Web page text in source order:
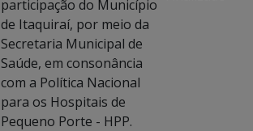
participação do Município
de Itaquiraí, por meio da
Secretaria Municipal de
Saúde, em consonância
com a Política Nacional
para os Hospitais de
Pequeno Porte - HPP.